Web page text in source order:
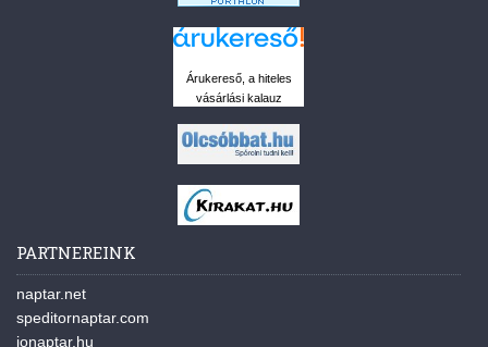
Árukereső, a hiteles
vásárlási kalauz
PARTNEREINK
naptar.net
speditornaptar.com
jonaptar.hu